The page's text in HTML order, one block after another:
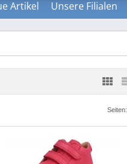
Artikel Unsere Filialen
Seiten: